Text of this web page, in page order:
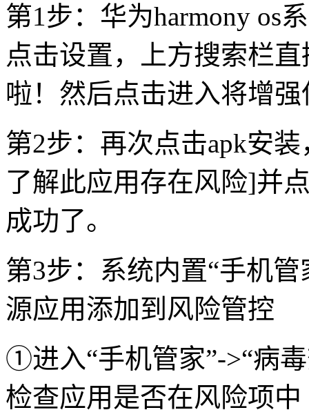
第1步：华为harmony os
点击设置，上方搜索栏
啦！然后点击进入将增
第2步：再次点击apk安
了解此应用存在风险]并
成功了。
第3步：系统内置“手机
源应用添加到风险管控
①进入“手机管家”->“病
检查应用是否在风险项中